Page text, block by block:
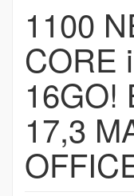
1100
CORE
16GO!
17,3